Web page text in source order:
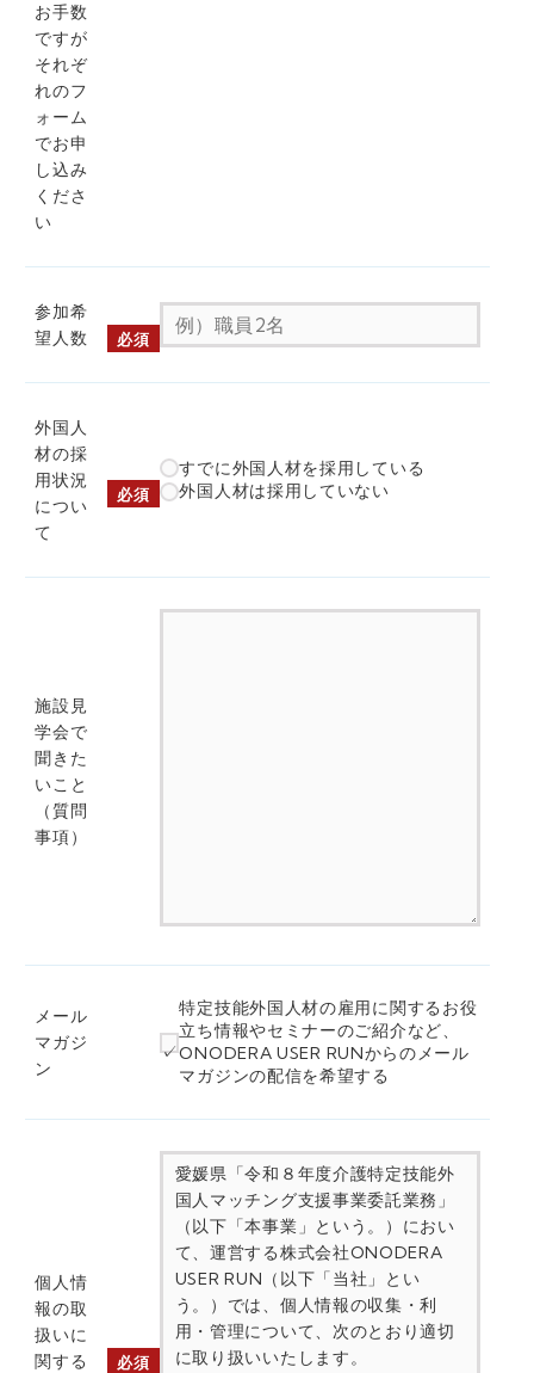
お手数
ですが
それぞ
れのフ
ォーム
でお申
し込み
くださ
い
参加希
望人数
必須
外国人
材の採
用状況
につい
て
必須
すでに外国人材を採用している
外国人材は採用していない
施設見
学会で
聞きた
いこと
（質問
事項）
メール
マガジ
ン
特定技能外国人材の雇用に関するお役
立ち情報やセミナーのご紹介など、
ONODERA USER RUNからのメール
マガジンの配信を希望する
個人情
報の取
扱いに
関する
必須
愛媛県「令和８年度介護特定技能外
国人マッチング支援事業委託業務」
（以下「本事業」という。）におい
て、運営する株式会社ONODERA
USER RUN（以下「当社」とい
う。）では、個人情報の収集・利
用・管理について、次のとおり適切
に取り扱いいたします。